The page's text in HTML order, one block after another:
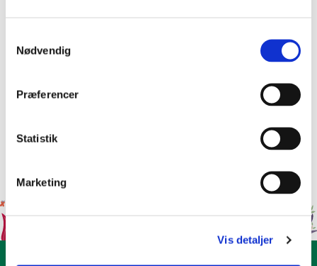
Nødvendig
Præferencer
Statistik
Marketing
Vis detaljer
Mønsted kalkgruber
kulturhistorie i Mønsted kalkgruber, og ideerne til